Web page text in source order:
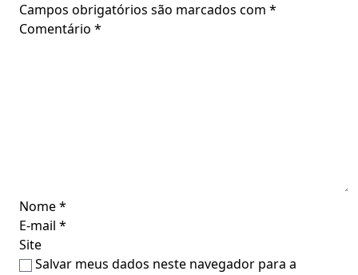
Campos obrigatórios são marcados com *
Comentário *
Nome*
E-mail *
Site
Salvar meus dados neste navegador para a